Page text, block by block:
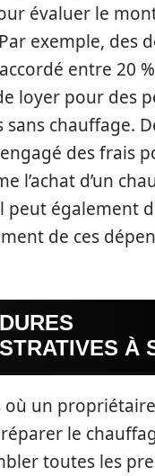
évaluer le
exemple, des
entre 20
loyer pour des
chauffage.
des frais
l’achat d’un
peut également
de ces
À
où un
le
toutes les